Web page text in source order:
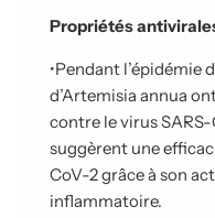
Propriétés
•Pendant l’épidémie
d’Artemisia annua
contre le virus
suggèrent une
CoV-2 grâce à son
inflammatoire.